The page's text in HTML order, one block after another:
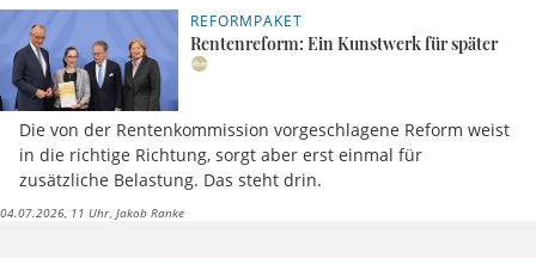
REFORMPAKET
Rentenreform: Ein Kunstwerk für später
Die von der Rentenkommission vorgeschlagene Reform weist
in die richtige Richtung, sorgt aber erst einmal für
zusätzliche Belastung. Das steht drin.
04.07.2026, 11 Uhr Jakob Ranke